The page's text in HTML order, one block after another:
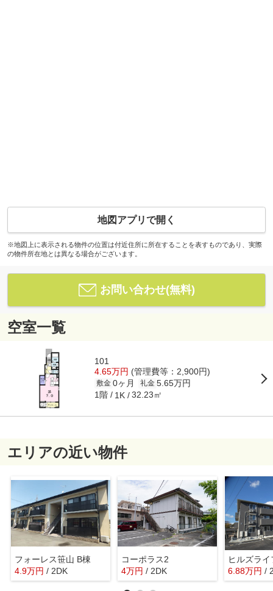
地図アプリで開く
※地図上に表示される物件の位置は付近住所に所在することを表すものであり、実際
の物件所在地とは異なる場合がございます。
お問い合わせ(無料)
空室一覧
101
4.65万円 (管理費等：2,900円)
敷金 0ヶ月 礼金 5.65万円
1階 1K 32.23㎡
エリアの近い物件
フォーレス笹山 B棟
4.9万円 / 2DK
コーポラス2
4万円 / 2DK
ヒルズラ
6.88万円 /